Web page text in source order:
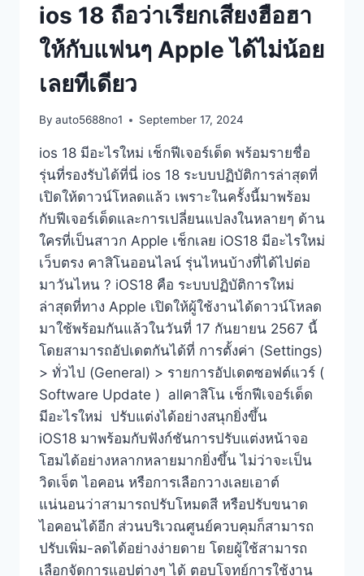
ios 18 ถือว่าเรียกเสียงฮือฮา
ให้กับแฟนๆ Apple ได้ไม่น้อย
เลยทีเดียว
By auto5688no1 September 17, 2024
ios 18 มีอะไรใหม่ เช็กฟีเจอร์เด็ด พร้อมรายชื่อ
รุ่นที่รองรับได้ที่นี่ ios 18 ระบบปฏิบัติการล่าสุดที่
เปิดให้ดาวน์โหลดแล้ว เพราะในครั้งนี้มาพร้อม
กับฟีเจอร์เด็ดและการเปลี่ยนแปลงในหลายๆ ด้าน
ใครที่เป็นสาวก Apple เช็กเลย iOS18 มีอะไรใหม่
เว็บตรง คาสิโนออนไลน์ รุ่นไหนบ้างที่ได้ไปต่อ
มาวันไหน ? iOS18 คือ ระบบปฏิบัติการใหม่
ล่าสุดที่ทาง Apple เปิดให้ผู้ใช้งานได้ดาวน์โหลด
มาใช้พร้อมกันแล้วในวันที่ 17 กันยายน 2567 นี้
โดยสามารถอัปเดตกันได้ที่ การตั้งค่า (Settings)
> ทั่วไป (General) > รายการอัปเดตซอฟต์แวร์ (
Software Update ) allคาสิโน เช็กฟีเจอร์เด็ด
มีอะไรใหม่ ปรับแต่งได้อย่างสนุกยิ่งขึ้น
iOS18 มาพร้อมกับฟังก์ชันการปรับแต่งหน้าจอ
โฮมได้อย่างหลากหลายมากยิ่งขึ้น ไม่ว่าจะเป็น
วิดเจ็ต ไอคอน หรือการเลือกวางเลยเอาต์
แน่นอนว่าสามารถปรับโหมดสี หรือปรับขนาด
ไอคอนได้อีก ส่วนบริเวณศูนย์ควบคุมก็สามารถ
ปรับเพิ่ม-ลดได้อย่างง่ายดาย โดยผู้ใช้สามารถ
เลือกจัดการแอปต่างๆ ได้ ตอบโจทย์การใช้งาน